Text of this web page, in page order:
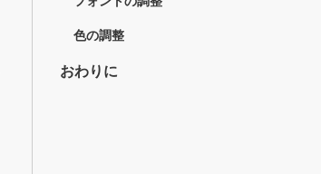
色の調整
おわりに